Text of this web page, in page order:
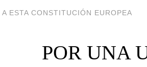
ESTA CONSTITUCIÓN EUROPEA
POR UNA